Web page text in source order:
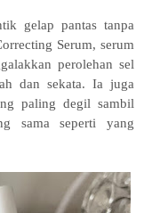
gelap pantas tanpa
Serum, serum
perolehan sel
dan sekata. Ia juga
paling degil sambil
sama seperti yang